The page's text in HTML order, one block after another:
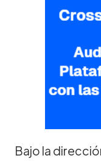
Bajo la